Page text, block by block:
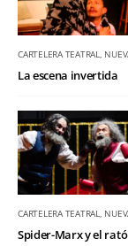
CARTELERA TEATRAL
La escena invertida
CARTELERA TEATRAL
Spider-Marx y el